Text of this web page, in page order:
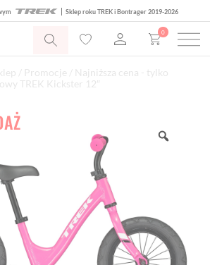
Sklep roku TREK i Bontrager 2019-2026
0
Promocje
Najniższa cena - tylko
TREK Kickster 12″